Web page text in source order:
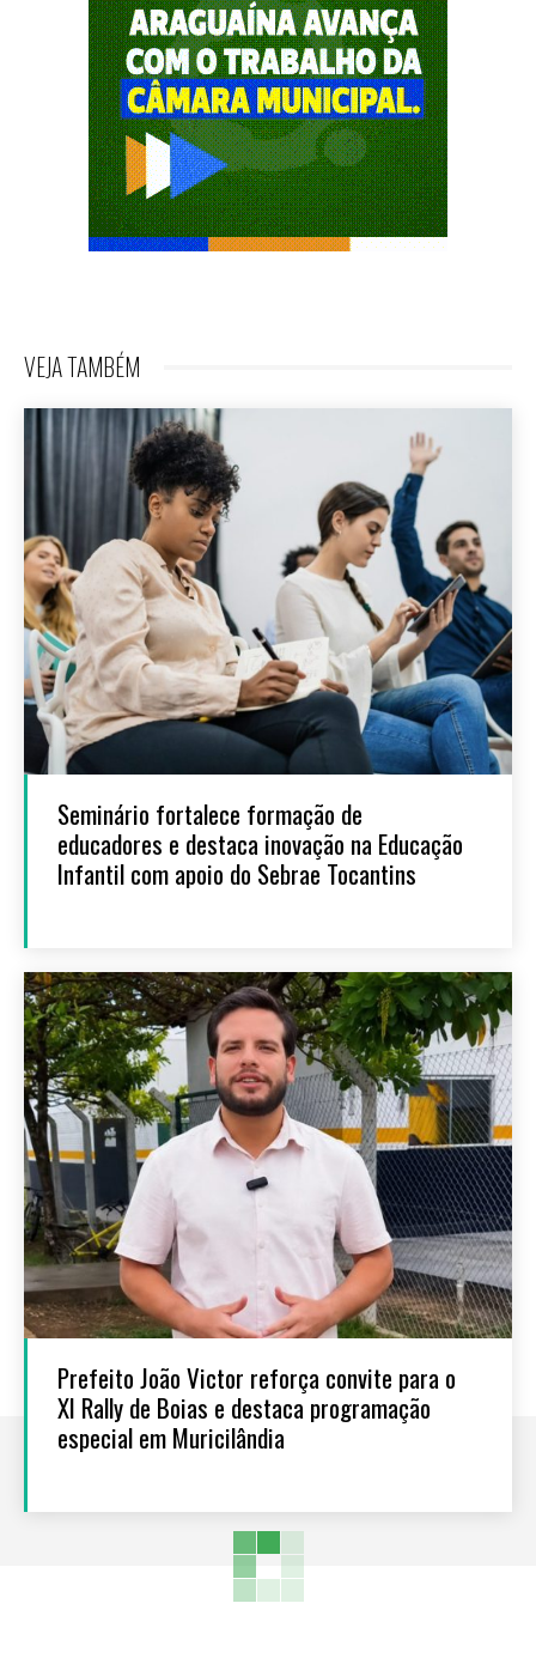
VEJA TAMBÉM
Seminário fortalece formação de
educadores e destaca inovação na Educação
Infantil com apoio do Sebrae Tocantins
Prefeito João Victor reforça convite para o
XI Rally de Boias e destaca programação
especial em Muricilândia